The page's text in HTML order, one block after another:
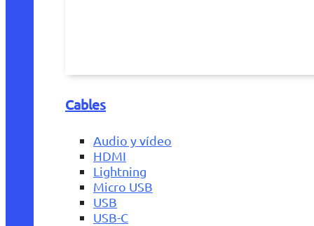
Cables
Audio y vídeo
HDMI
Lightning
Micro USB
USB
USB-C